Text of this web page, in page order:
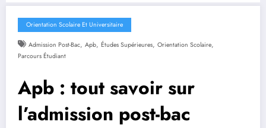
Orientation Scolaire Et Universitaire
Admission Post-Bac, Apb, Études Supérieures, Orientation Scolaire,
Parcours Étudiant
Apb : tout savoir sur
l’admission post-bac